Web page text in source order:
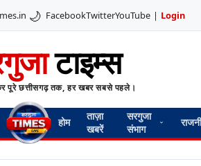
🌙 FacebookTwitterYouTube | Login
टाइम्स
पूरे छत्तीसगढ़ तक, हर खबर सबसे पहले।
होम
ताज़ा
खबरें
सरगुजा
संभाग